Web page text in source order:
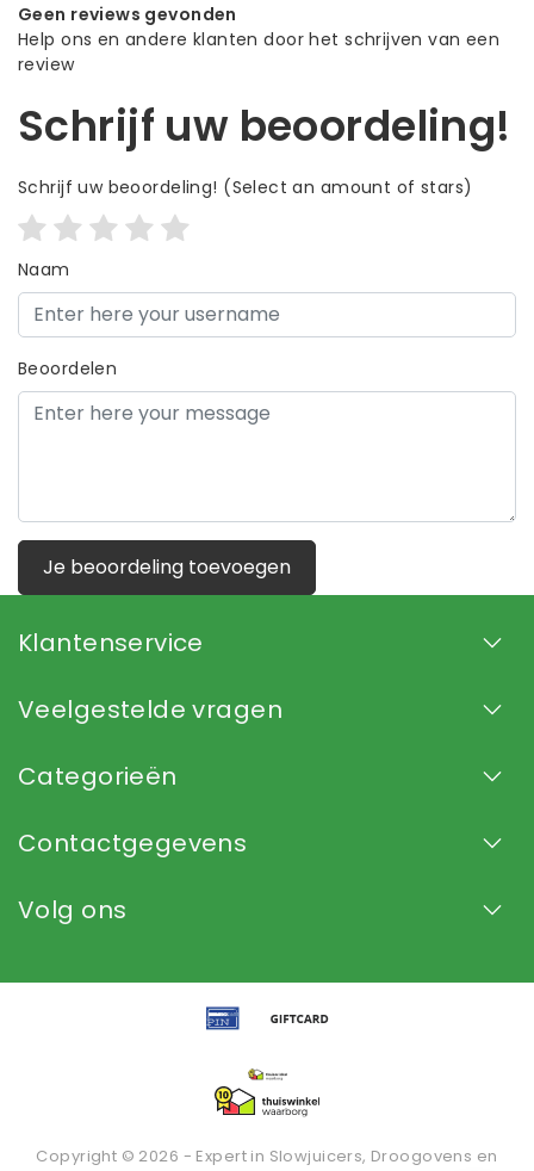
Geen reviews gevonden
Help ons en andere klanten door het schrijven van een
review
Schrijf uw beoordeling!
Schrijf uw beoordeling! (Select an amount of stars)
Naam
Beoordelen
Je beoordeling toevoegen
Klantenservice
Veelgestelde vragen
Categorieën
Contactgegevens
Volg ons
Copyright © 2026 - Expert in Slowjuicers, Droogovens en